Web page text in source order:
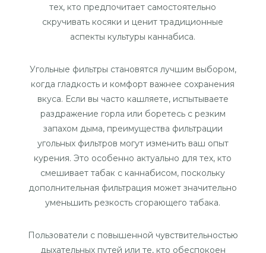
тех, кто предпочитает самостоятельно
скручивать косяки и ценит традиционные
аспекты культуры каннабиса.
Угольные фильтры становятся лучшим выбором,
когда гладкость и комфорт важнее сохранения
вкуса. Если вы часто кашляете, испытываете
раздражение горла или боретесь с резким
запахом дыма, преимущества фильтрации
угольных фильтров могут изменить ваш опыт
курения. Это особенно актуально для тех, кто
смешивает табак с каннабисом, поскольку
дополнительная фильтрация может значительно
уменьшить резкость сгорающего табака.
Пользователи с повышенной чувствительностью
дыхательных путей или те, кто обеспокоен